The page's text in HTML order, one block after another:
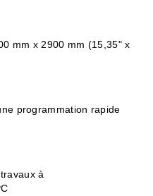
mm x 2900 mm (15,35" x
programmation rapide
à